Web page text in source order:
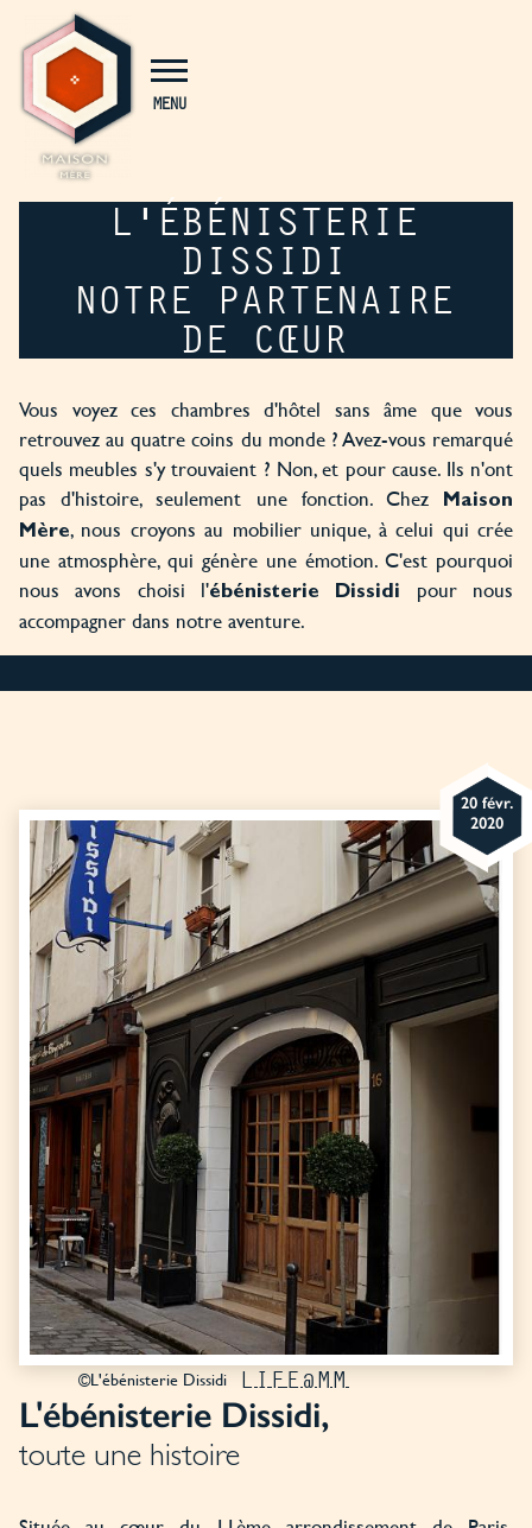
MENU
L'ÉBÉNISTERIE
DISSIDI
NOTRE PARTENAIRE
DE CŒUR
Vous voyez ces chambres d'hôtel sans âme que vous
retrouvez au quatre coins du monde ? Avez-vous remarqué
quels meubles s'y trouvaient ? Non, et pour cause. Ils n'ont
pas d'histoire, seulement une fonction. Chez
Maison
Mère, nous croyons au mobilier unique, à celui qui crée
une atmosphère, qui génère une émotion. C'est pourquoi
nous avons choisi l'ébénisterie Dissidi
pour nous
accompagner dans notre aventure.
20 févr.
2020
©L'ébénisterie Dissidi LIFE@MM
L'ébénisterie Dissidi,
toute une histoire
Panneau de gestion des cookies